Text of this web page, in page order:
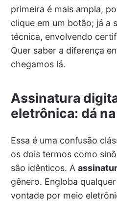
primeira é mais ampla,
clique em um botão; já a
técnica, envolvendo
Quer saber a diferença
chegamos lá.
Assinatura
eletrônica: dá
Essa é uma confusão
os dois termos como
são idênticos. A
gênero. Engloba
vontade por meio